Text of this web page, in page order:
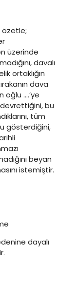
özetle;
üzerinde
davalı
ortaklığın
dava
oğlu ….’ye
devrettiğini, bu
tüm
gösterdiğini,
beyan
istemiştir.
dayalı